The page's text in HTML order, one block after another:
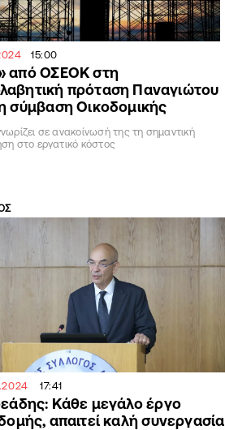
15:00
από ΟΣΕΟΚ στη
πρόταση Παναγιώτου
σύμβαση Οικοδομικής
σε ανακοίνωσή της τη σημαντική
στο εργατικό κόστος
17:41
Κάθε μεγάλο έργο
απαιτεί καλή συνεργασία